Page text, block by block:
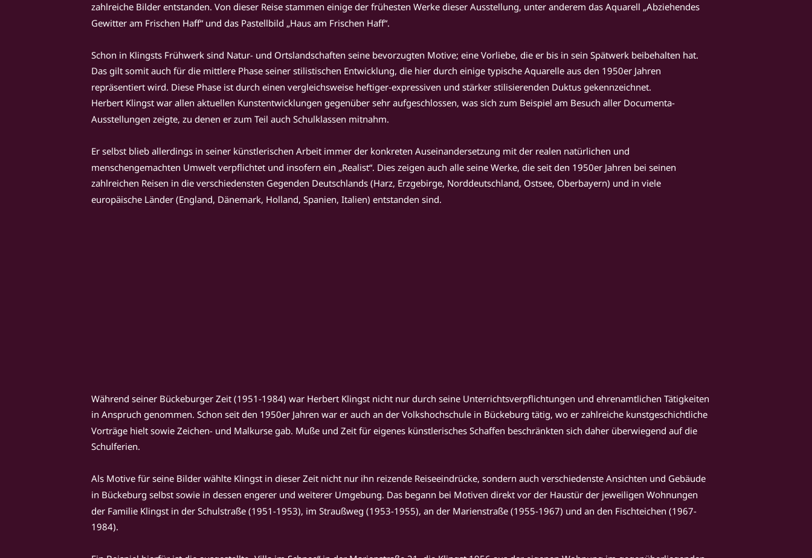
zahlreiche Bilder entstanden. Von dieser Reise stammen einige der frühesten Werke dieser Ausstellung, unter anderem das Aquarell „Abziehendes
Gewitter am Frischen Haff“ und das Pastellbild „Haus am Frischen Haff“.
Schon in Klingsts Frühwerk sind Natur- und Ortslandschaften seine bevorzugten Motive; eine Vorliebe, die er bis in sein Spätwerk beibehalten hat.
Das gilt somit auch für die mittlere Phase seiner stilistischen Entwicklung, die hier durch einige typische Aquarelle aus den 1950er Jahren
repräsentiert wird. Diese Phase ist durch einen vergleichsweise heftiger-expressiven und stärker stilisierenden Duktus gekennzeichnet.
Herbert Klingst war allen aktuellen Kunstentwicklungen gegenüber sehr aufgeschlossen, was sich zum Beispiel am Besuch aller Documenta-
Ausstellungen zeigte, zu denen er zum Teil auch Schulklassen mitnahm.
Er selbst blieb allerdings in seiner künstlerischen Arbeit immer der konkreten Auseinandersetzung mit der realen natürlichen und
menschengemachten Umwelt verpflichtet und insofern ein „Realist“. Dies zeigen auch alle seine Werke, die seit den 1950er Jahren bei seinen
zahlreichen Reisen in die verschiedensten Gegenden Deutschlands (Harz, Erzgebirge, Norddeutschland, Ostsee, Oberbayern) und in viele
europäische Länder (England, Dänemark, Holland, Spanien, Italien) entstanden sind.
Während seiner Bückeburger Zeit (1951-1984) war Herbert Klingst nicht nur durch seine Unterrichtsverpflichtungen und ehrenamtlichen Tätigkeiten
in Anspruch genommen. Schon seit den 1950er Jahren war er auch an der Volkshochschule in Bückeburg tätig, wo er zahlreiche kunstgeschichtliche
Vorträge hielt sowie Zeichen- und Malkurse gab. Muße und Zeit für eigenes künstlerisches Schaffen beschränkten sich daher überwiegend auf die
Schulferien.
Als Motive für seine Bilder wählte Klingst in dieser Zeit nicht nur ihn reizende Reiseeindrücke, sondern auch verschiedenste Ansichten und Gebäude
in Bückeburg selbst sowie in dessen engerer und weiterer Umgebung. Das begann bei Motiven direkt vor der Haustür der jeweiligen Wohnungen
der Familie Klingst in der Schulstraße (1951-1953), im Straußweg (1953-1955), an der Marienstraße (1955-1967) und an den Fischteichen (1967-
1984).